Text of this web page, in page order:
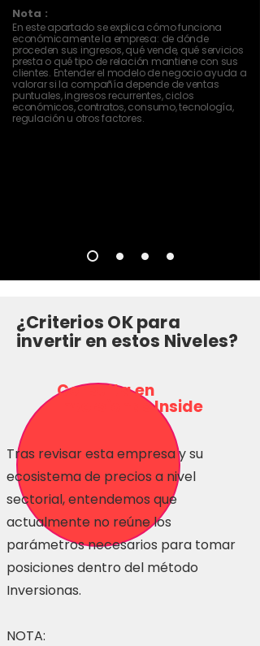
Nota :
En este apartado se explica cómo funciona
económicamente la empresa: de dónde
proceden sus ingresos, qué vende, qué servicios
presta o qué tipo de relación mantiene con sus
clientes. Entender el modelo de negocio ayuda a
valorar si la compañía depende de ventas
puntuales, ingresos recurrentes, ciclos
económicos, contratos, consumo, tecnología,
regulación u otros factores.
¿Criterios OK para
invertir en estos Niveles?
Consulta en
Inversionas Inside
Tras revisar esta empresa y su
ecosistema de precios a nivel
sectorial, entendemos que
actualmente no reúne los
parámetros necesarios para tomar
posiciones dentro del método
Inversionas.
NOTA: